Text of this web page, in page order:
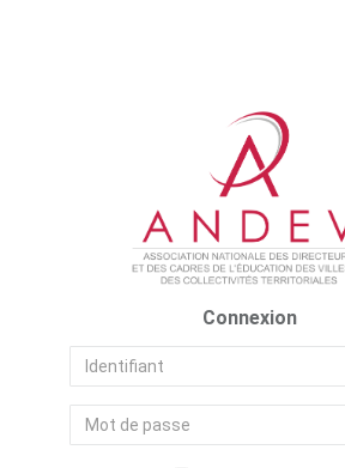
Connexion